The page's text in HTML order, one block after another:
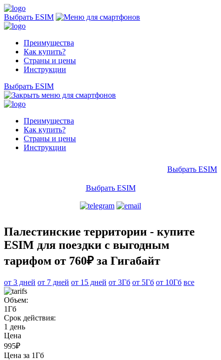
Выбрать ESIM
Преимущества
Как купить?
Страны и цены
Инструкции
Выбрать ESIM
Преимущества
Как купить?
Страны и цены
Инструкции
Выбрать ESIM
Выбрать ESIM
Палестинские территории - купите
ESIM для поездки с выгодным
тарифом от 760₽ за Гигабайт
от 3 дней от 7 дней от 15 дней от 3Гб от 5Гб от 10Гб все
Объем:
1Гб
Срок действия:
1 день
Цена
995₽
Цена за 1Гб